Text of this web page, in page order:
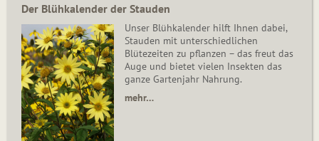
Der Blühkalender der Stauden
Unser Blühkalender hilft Ihnen dabei,
Stauden mit unterschiedlichen
Blütezeiten zu pflanzen – das freut das
Auge und bietet vielen Insekten das
ganze Gartenjahr Nahrung.
mehr…